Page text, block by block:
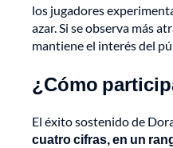
los jugadores
azar. Si se observa más
mantiene el interés del
¿Cómo
El éxito sostenido de
cuatro cifras, en un